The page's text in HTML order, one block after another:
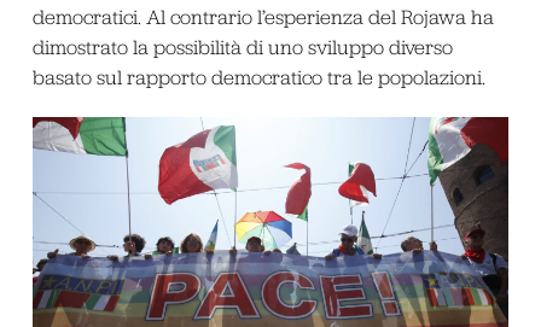
democratici. Al contrario l’esperienza del Rojawa ha
dimostrato la possibilità di uno sviluppo diverso
basato sul rapporto democratico tra le popolazioni.